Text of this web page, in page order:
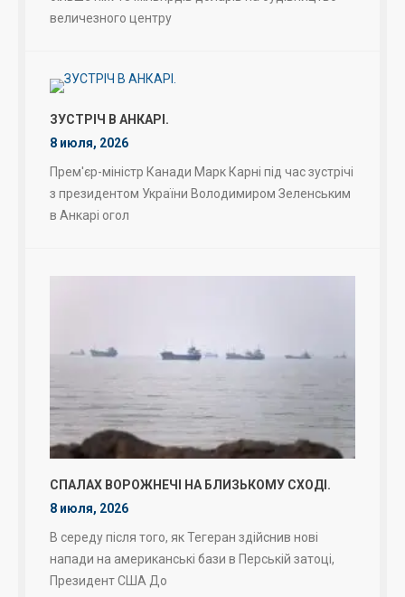
величезного центру
ЗУСТРІЧ В АНКАРІ.
8 июля, 2026
Прем'єр-міністр Канади Марк Карні під час зустрічі
з президентом України Володимиром Зеленським
в Анкарі огол
СПАЛАХ ВОРОЖНЕЧІ НА БЛИЗЬКОМУ СХОДІ.
8 июля, 2026
В середу після того, як Тегеран здійснив нові
напади на американські бази в Перській затоці,
Президент США До